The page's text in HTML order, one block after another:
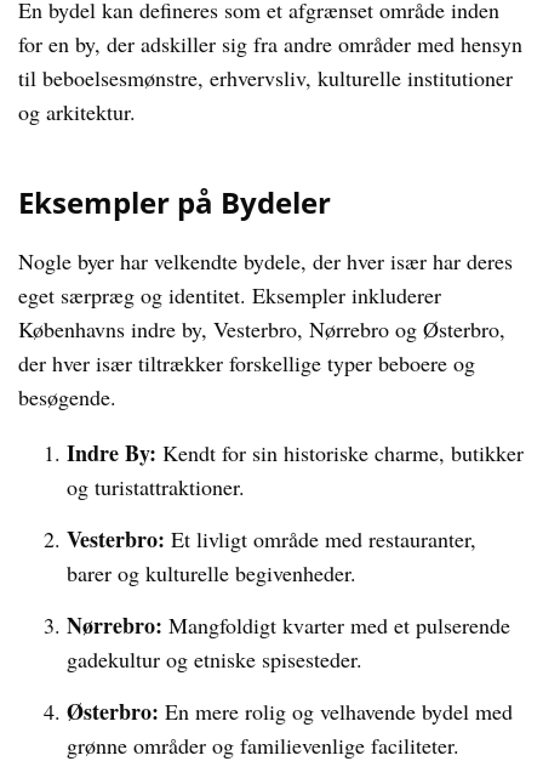
En bydel kan defineres som et afgrænset område inden
for en by, der adskiller sig fra andre områder med hensyn
til beboelsesmønstre, erhvervsliv, kulturelle institutioner
og arkitektur.
Eksempler på Bydeler
Nogle byer har velkendte bydele, der hver især har deres
eget særpræg og identitet. Eksempler inkluderer
Københavns indre by, Vesterbro, Nørrebro og Østerbro,
der hver især tiltrækker forskellige typer beboere og
besøgende.
Indre By: Kendt for sin historiske charme, butikker
og turistattraktioner.
Vesterbro: Et livligt område med restauranter,
barer og kulturelle begivenheder.
Nørrebro: Mangfoldigt kvarter med et pulserende
gadekultur og etniske spisesteder.
Østerbro: En mere rolig og velhavende bydel med
grønne områder og familievenlige faciliteter.